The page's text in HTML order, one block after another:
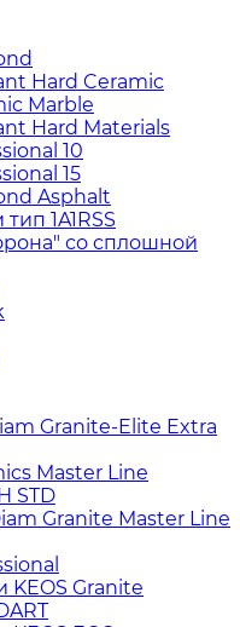
Hard Ceramic
Marble
Hard Materials
10
15
Asphalt
1A1RSS
со сплошной
Granite-Elite Extra
Master Line
STD
Granite Master Line
Granite